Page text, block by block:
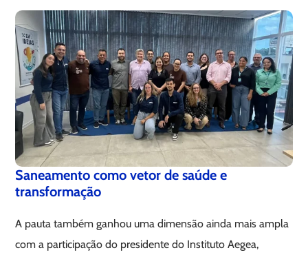
Saneamento como vetor de saúde e
transformação
A pauta também ganhou uma dimensão ainda mais ampla
com a participação do presidente do Instituto Aegea,